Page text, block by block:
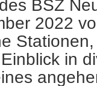
BSZ
2022
in